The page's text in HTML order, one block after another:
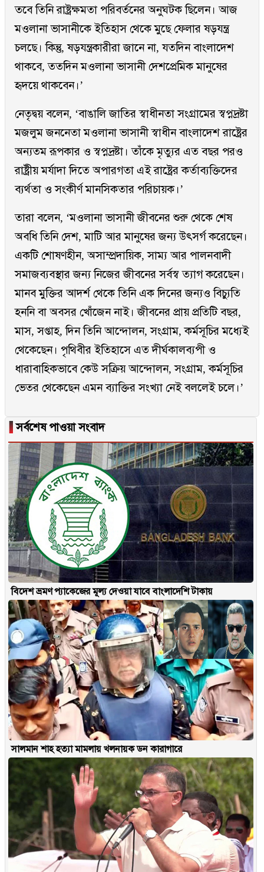
তবে তিনি রাষ্ট্রক্ষমতা পরিবর্তনের অনুঘটক ছিলেন। আজ
মওলানা ভাসানীকে ইতিহাস থেকে মুছে ফেলার ষড়যন্ত্র
চলছে। কিন্তু, ষড়যন্ত্রকারীরা জানে না, যতদিন বাংলাদেশ
থাকবে, ততদিন মওলানা ভাসানী দেশপ্রেমিক মানুষের
হৃদয়ে থাকবেন।’
নেতৃদ্বয় বলেন, ‘বাঙালি জাতির স্বাধীনতা সংগ্রামের স্বপ্নদ্রষ্টা
মজলুম জননেতা মওলানা ভাসানী স্বাধীন বাংলাদেশ রাষ্ট্রের
অন্যতম রূপকার ও স্বপ্নদ্রষ্টা। তাঁকে মৃত্যুর এত বছর পরও
রাষ্ট্রীয় মর্যাদা দিতে অপারগতা এই রাষ্ট্রের কর্তাব্যক্তিদের
ব্যর্থতা ও সংকীর্ণ মানসিকতার পরিচায়ক।’
তারা বলেন, ‘মওলানা ভাসানী জীবনের শুরু থেকে শেষ
অবধি তিনি দেশ, মাটি আর মানুষের জন্য উৎসর্গ করেছেন।
একটি শোষণহীন, অসাম্প্রদায়িক, সাম্য আর পালনবাদী
সমাজব্যবস্থার জন্য নিজের জীবনের সর্বস্ব ত্যাগ করেছেন।
মানব মুক্তির আদর্শ থেকে তিনি এক দিনের জন্যও বিচ্যুতি
হননি বা অবসর খোঁজেন নাই। জীবনের প্রায় প্রতিটি বছর,
মাস, সপ্তাহ, দিন তিনি আন্দোলন, সংগ্রাম, কর্মসূচির মধ্যেই
থেকেছেন। পৃথিবীর ইতিহাসে এত দীর্ঘকালব্যপী ও
ধারাবাহিকভাবে কেউ সক্রিয় আন্দোলন, সংগ্রাম, কর্মসূচির
ভেতর থেকেছেন এমন ব্যাক্তির সংখ্যা নেই বললেই চলে।’
▐সর্বশেষ পাওয়া সংবাদ
বিদেশ ভ্রমণ প্যাকেজের মূল্য দেওয়া যাবে বাংলাদেশি টাকায়
সালমান শাহ হত্যা মামলায় খলনায়ক ডন কারাগারে